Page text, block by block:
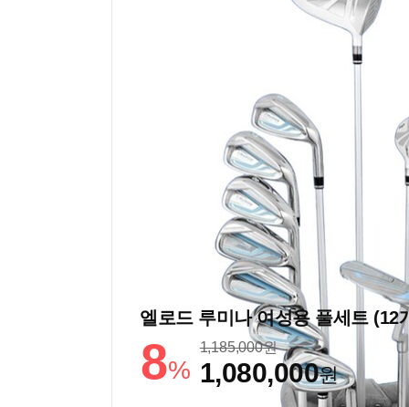
엘로드 루미나 여성용 풀세트 (12
8%
1,185,000원
1,080,000원